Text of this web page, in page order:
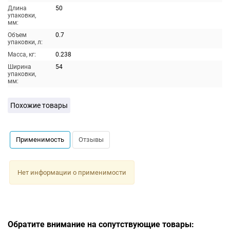
Длина
упаковки,
мм:
50
Объем
упаковки, л:
0.7
Масса, кг:
0.238
Ширина
упаковки,
мм:
54
Похожие товары
Применимость Отзывы
Нет информации о применимости
Обратите внимание на сопутствующие товары: